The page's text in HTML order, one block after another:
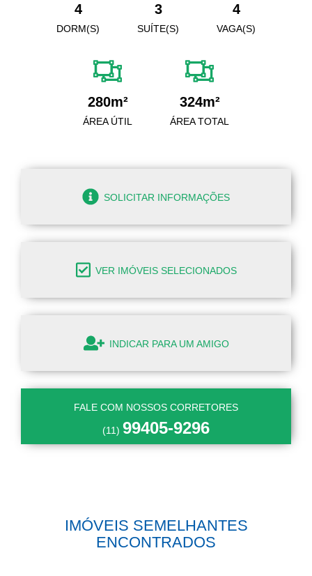
4
DORM(S)
3
SUÍTE(S)
4
VAGA(S)
280m²
ÁREA ÚTIL
324m²
ÁREA TOTAL
SOLICITAR INFORMAÇÕES
VER IMÓVEIS SELECIONADOS
INDICAR PARA UM AMIGO
FALE COM NOSSOS CORRETORES
(11) 99405-9296
IMÓVEIS SEMELHANTES
ENCONTRADOS